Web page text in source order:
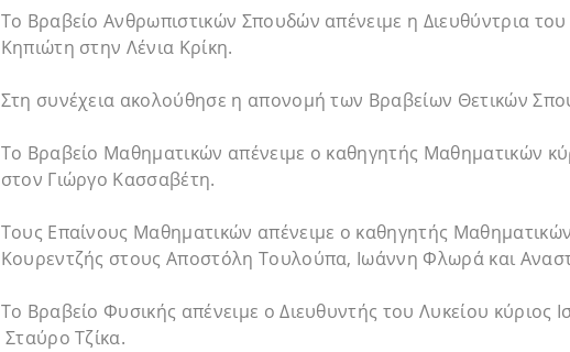
Το Βραβείο Ανθρωπιστικών Σπουδών απένειμε η Διευθύντρια
Κηπιώτη στην Λένια Κρίκη.
Στη συνέχεια ακολούθησε η απονομή των Βραβείων Θετικών
Το Βραβείο Μαθηματικών απένειμε ο καθηγητής Μαθηματικών
στον Γιώργο Κασσαβέτη.
Τους Επαίνους Μαθηματικών απένειμε ο καθηγητής
Κουρεντζής στους Αποστόλη Τουλούπα, Ιωάννη Φλωρά και
Το Βραβείο Φυσικής απένειμε ο Διευθυντής του Λυκείου κύριος
Σταύρο Τζίκα.